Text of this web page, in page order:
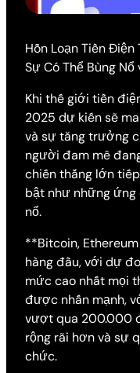
Hỗn Loạn Tiền
Sự Có Thể Bùng
Khi thế giới tiền
2025 dự kiến sẽ
và sự tăng trưởng
người đam mê
chiến thắng lớn
bật như những
nổ.
**Bitcoin,
hàng đầu, với dự
mức cao nhất mọi
được nhấn mạnh,
vượt qua 200.000
rộng rãi hơn và sự
chức.